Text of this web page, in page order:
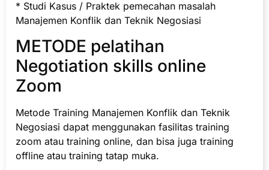
* Studi Kasus / Praktek pemecahan masalah
Manajemen Konflik dan Teknik Negosiasi
METODE pelatihan
Negotiation skills online
Zoom
Metode Training Manajemen Konflik dan Teknik
Negosiasi dapat menggunakan fasilitas training
zoom atau training online, dan bisa juga training
offline atau training tatap muka.